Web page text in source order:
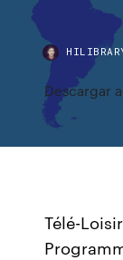
Descargar
Télé-